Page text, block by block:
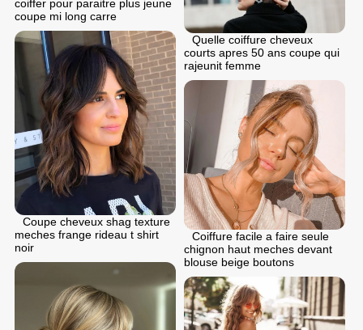
coiffer pour paraitre plus jeune
coupe mi long carre
Quelle coiffure cheveux
courts apres 50 ans coupe qui
rajeunit femme
Coupe cheveux shag texture
meches frange rideau t shirt
noir
Coiffure facile a faire seule
chignon haut meches devant
blouse beige boutons